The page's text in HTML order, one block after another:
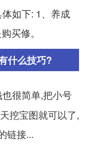
如下: 1、养成
买修。
什么技巧?
很简单,把小号
挖宝图就可以了,
链接...